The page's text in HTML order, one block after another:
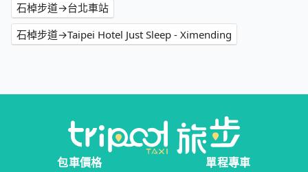
石棹步道→台北車站
石棹步道→Taipei Hotel Just Sleep - Ximending
包車價格
單程專車